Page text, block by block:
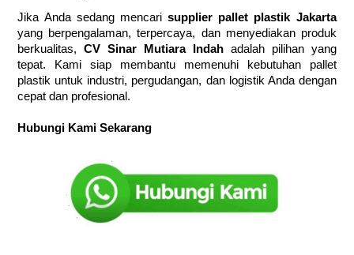
Jika Anda sedang mencarisupplier pallet plastik Jakarta
yang berpengalaman, terpercaya, dan menyediakan produk
berkualitas,CV Sinar Mutiara Indahadalah pilihan yang
tepat. Kami siap membantu memenuhi kebutuhan pallet
plastik untuk industri, pergudangan, dan logistik Anda dengan
cepat dan profesional.
Hubungi Kami Sekarang